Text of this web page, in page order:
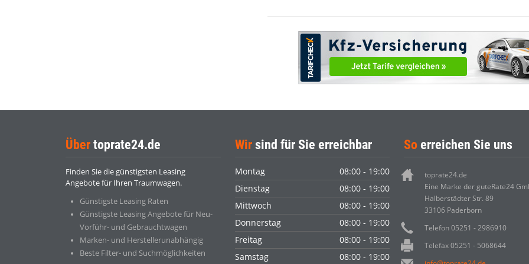
Über toprate24.de
Finden Sie die günstigsten Leasing
Angebote für Ihren Traumwagen.
Günstigste Leasing Raten
Günstigste Leasing Angebote für Neu-
Vorführ- und Gebrauchtwagen
Marken- und Herstellerunabhängig
Beste Filter- und Suchmöglichkeiten
Wirsind für Sie erreichbar
Montag
08:00 - 19:00
Dienstag
08:00 - 19:00
Mittwoch
08:00 - 19:00
Donnerstag
08:00 - 19:00
Freitag
08:00 - 19:00
Samstag
08:00 - 19:00
So erreichen Sie uns
toprate24.de
Eine Marke der guteRate24
Halberstädter Str. 89
33106 Paderborn
Telefon 05251 - 2986910
Telefax 05251 - 5068644